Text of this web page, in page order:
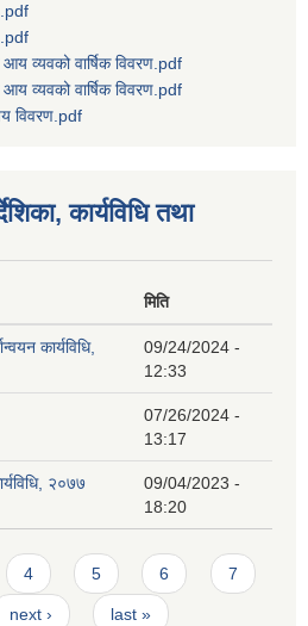
व्यवको वार्षिक विवरण.pdf
व्यवको वार्षिक विवरण.pdf
विवरण.pdf
कार्यविधि तथा
मिति
कार्यविधि,
09/24/2024 -
12:33
07/26/2024 -
13:17
२०७७
09/04/2023 -
18:20
4 5 6 7
next › last »